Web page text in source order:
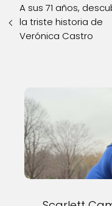
A sus 71 años,
la triste historia de
Verónica Castro